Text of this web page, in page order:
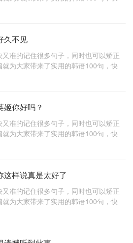
久不见
准的记住很多句子，同时也可以矫正
为大家带来了实用的韩语100句，快
你好吗？
准的记住很多句子，同时也可以矫正
为大家带来了实用的韩语100句，快
样说真是太好了
准的记住很多句子，同时也可以矫正
为大家带来了实用的韩语100句，快